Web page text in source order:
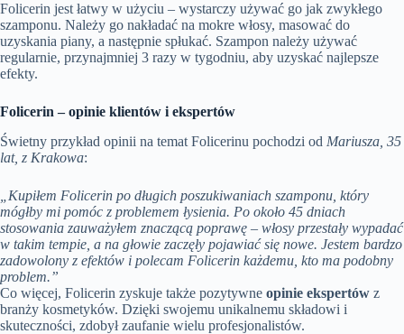
Folicerin jest łatwy w użyciu – wystarczy używać go jak zwykłego
szamponu. Należy go nakładać na mokre włosy, masować do
uzyskania piany, a następnie spłukać. Szampon należy używać
regularnie, przynajmniej 3 razy w tygodniu, aby uzyskać najlepsze
efekty.
Folicerin – opinie klientów i ekspertów
Świetny przykład opinii na temat Folicerinu pochodzi od Mariusza, 35
lat, z Krakowa:
„Kupiłem Folicerin po długich poszukiwaniach szamponu, który
mógłby mi pomóc z problemem łysienia. Po około 45 dniach
stosowania zauważyłem znaczącą poprawę – włosy przestały wypadać
w takim tempie, a na głowie zaczęły pojawiać się nowe. Jestem bardzo
zadowolony z efektów i polecam Folicerin każdemu, kto ma podobny
problem.”
Co więcej, Folicerin zyskuje także pozytywne opinie ekspertów z
branży kosmetyków. Dzięki swojemu unikalnemu składowi i
skuteczności, zdobył zaufanie wielu profesjonalistów.